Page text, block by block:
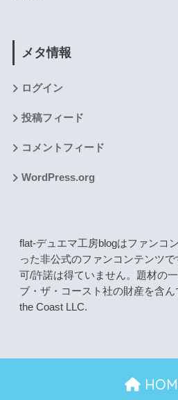
メタ情報
ログイン
投稿フィード
コメントフィード
WordPress.org
flat-デュエマ工房blogはファンコ
った非公式のファンコンテンツ
可/許諾は得ていません。題材の
ブ・ザ・コースト社の財産を含
the Coast LLC.